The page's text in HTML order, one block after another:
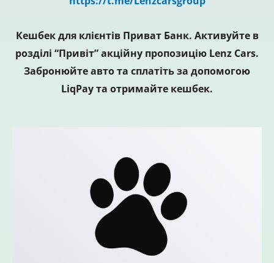
Кешбек для клієнтів Приват Банк. Активуйте в
розділі “Привіт” акційну пропозицію Lenz Cars.
Забронюйте авто та сплатіть за допомогою
LiqPay та отримайте кешбек.